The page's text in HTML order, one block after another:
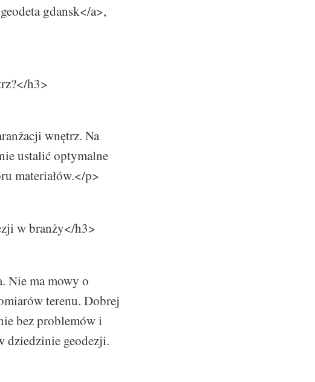
gdansk</a>,
h3>
wnętrz. Na
ustalić optymalne
materiałów.</p>
w branży</h3>
Nie ma mowy o
terenu. Dobrej
bez problemów i
dziedzinie geodezji.